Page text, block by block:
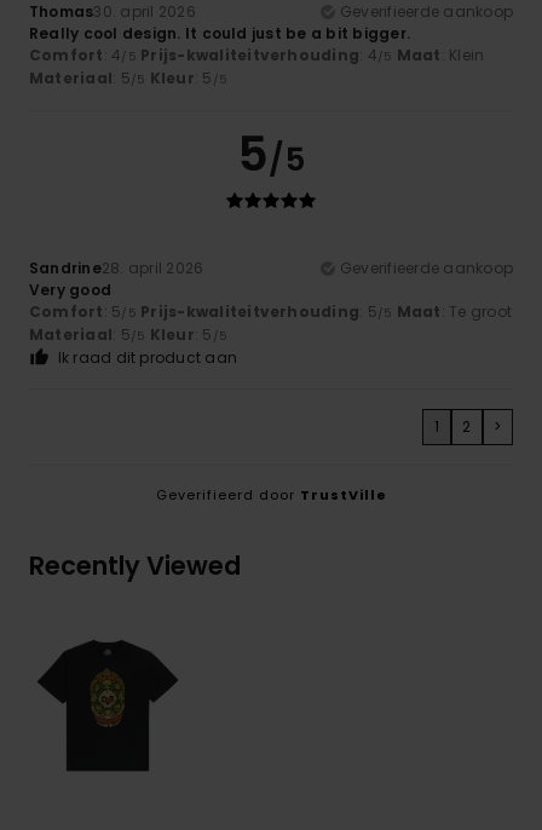
Thomas30. april 2026
Geverifieerde aankoop
Really cool design. It could just be a bit bigger.
Comfort: 4/5 Prijs-kwaliteitverhouding: 4/5 Maat: Klein
Materiaal: 5/5 Kleur: 5 /5
5/5
Sandrine28. april 2026
Geverifieerde aankoop
Very good
Comfort: 5/5 Prijs-kwaliteitverhouding: 5/5 Maat: Te groot
Materiaal: 5/5 Kleur: 5 /5
Ik raad dit product aan
1 2 >
Geverifieerd door TrustVille
Recently Viewed